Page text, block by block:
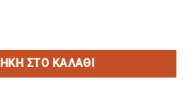
πισινας 500gsm ανεξιτηλες
ΣΤΟ ΚΑΛΆΘΙ